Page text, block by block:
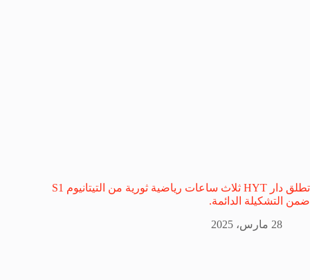
تطلق دار HYT ثلاث ساعات رياضية ثورية من التيتانيوم S1
ضمن التشكيلة الدائمة.
28 مارس، 2025